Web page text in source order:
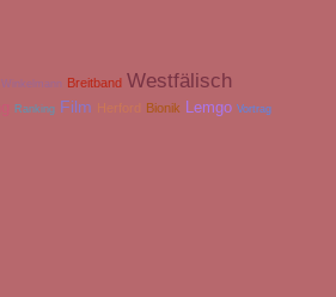
Winkelmann Breitband Westfälisch
Ranking Film Herford Bionik Lemgo Vortrag